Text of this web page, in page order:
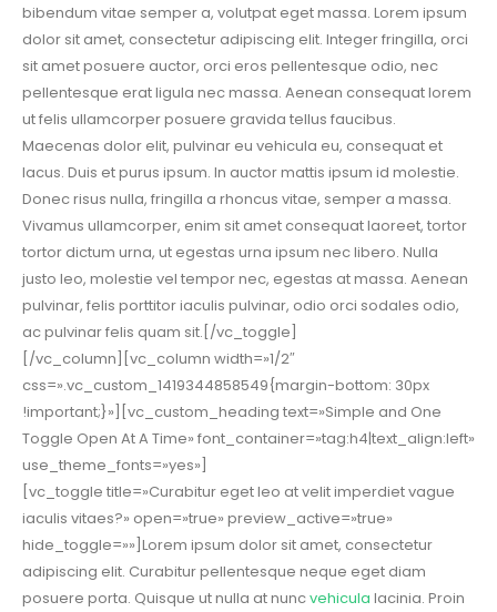
bibendum vitae semper a, volutpat eget massa. Lorem ipsum
dolor sit amet, consectetur adipiscing elit. Integer fringilla, orci
sit amet posuere auctor, orci eros pellentesque odio, nec
pellentesque erat ligula nec massa. Aenean consequat lorem
ut felis ullamcorper posuere gravida tellus faucibus.
Maecenas dolor elit, pulvinar eu vehicula eu, consequat et
lacus. Duis et purus ipsum. In auctor mattis ipsum id molestie.
Donec risus nulla, fringilla a rhoncus vitae, semper a massa.
Vivamus ullamcorper, enim sit amet consequat laoreet, tortor
tortor dictum urna, ut egestas urna ipsum nec libero. Nulla
justo leo, molestie vel tempor nec, egestas at massa. Aenean
pulvinar, felis porttitor iaculis pulvinar, odio orci sodales odio,
ac pulvinar felis quam sit.[/vc_toggle]
[/vc_column][vc_column width=»1/2″
css=».vc_custom_1419344858549{margin-bottom: 30px
!important;}»][vc_custom_heading text=»Simple and One
Toggle Open At A Time» font_container=»tag:h4|text_align:left»
use_theme_fonts=»yes»]
[vc_toggle title=»Curabitur eget leo at velit imperdiet vague
iaculis vitaes?» open=»true» preview_active=»true»
hide_toggle=»»]Lorem ipsum dolor sit amet, consectetur
adipiscing elit. Curabitur pellentesque neque eget diam
posuere porta. Quisque ut nulla at nuncvehicula lacinia. Proin